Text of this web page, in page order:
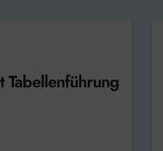
Tabellenführung